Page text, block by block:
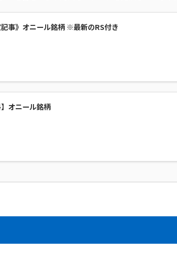
記事》オニール銘柄 ※最新のRS付き
】オニール銘柄